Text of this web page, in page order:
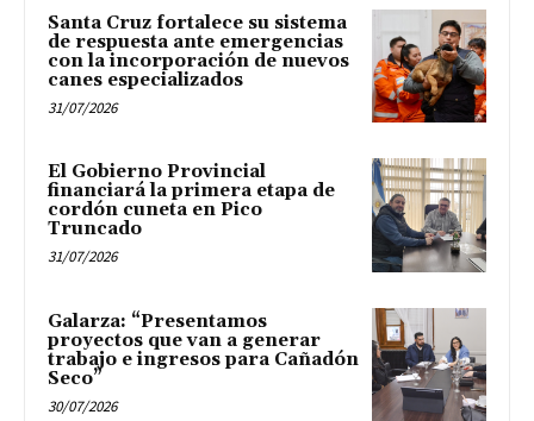
Santa Cruz fortalece su sistema
de respuesta ante emergencias
con la incorporación de nuevos
canes especializados
31/07/2026
El Gobierno Provincial
financiará la primera etapa de
cordón cuneta en Pico
Truncado
31/07/2026
Galarza: “Presentamos
proyectos que van a generar
trabajo e ingresos para Cañadón
Seco”
30/07/2026